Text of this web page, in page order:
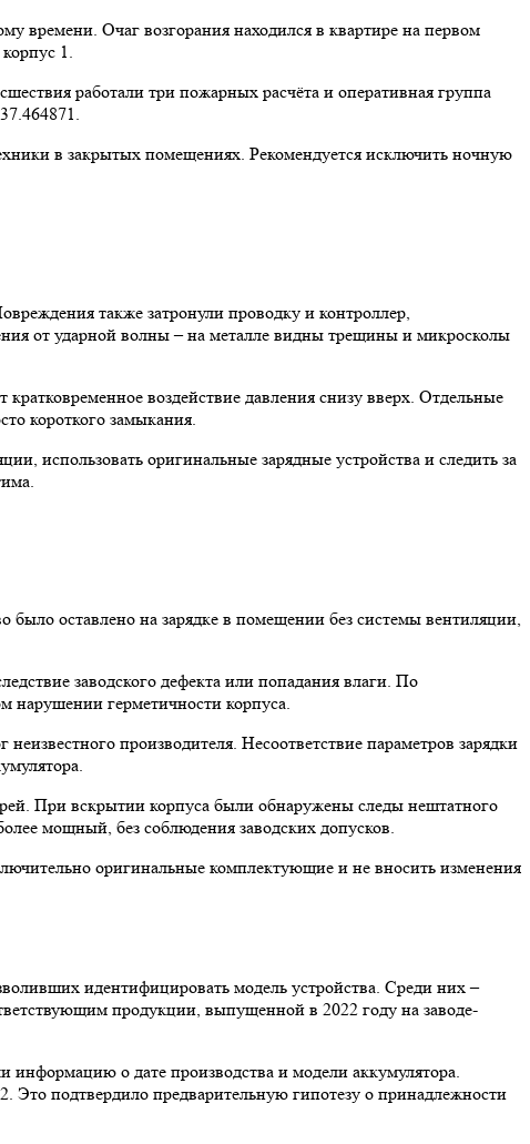
времени. Очаг возгорания находился в квартире на первом
1.
работали три пожарных расчёта и оперативная группа
в закрытых помещениях. Рекомендуется исключить ночную
также затронули проводку и контроллер,
от ударной волны – на металле видны трещины и микросколы
воздействие давления снизу вверх. Отдельные
короткого замыкания.
использовать оригинальные зарядные устройства и следить за
было оставлено на зарядке в помещении без системы вентиляции,
заводского дефекта или попадания влаги. По
нарушении герметичности корпуса.
производителя. Несоответствие параметров зарядки
При вскрытии корпуса были обнаружены следы нештатного
мощный, без соблюдения заводских допусков.
оригинальные комплектующие и не вносить изменения
идентифицировать модель устройства. Среди них –
продукции, выпущенной в 2022 году на заводе-
информацию о дате производства и модели аккумулятора.
Это подтвердило предварительную гипотезу о принадлежности